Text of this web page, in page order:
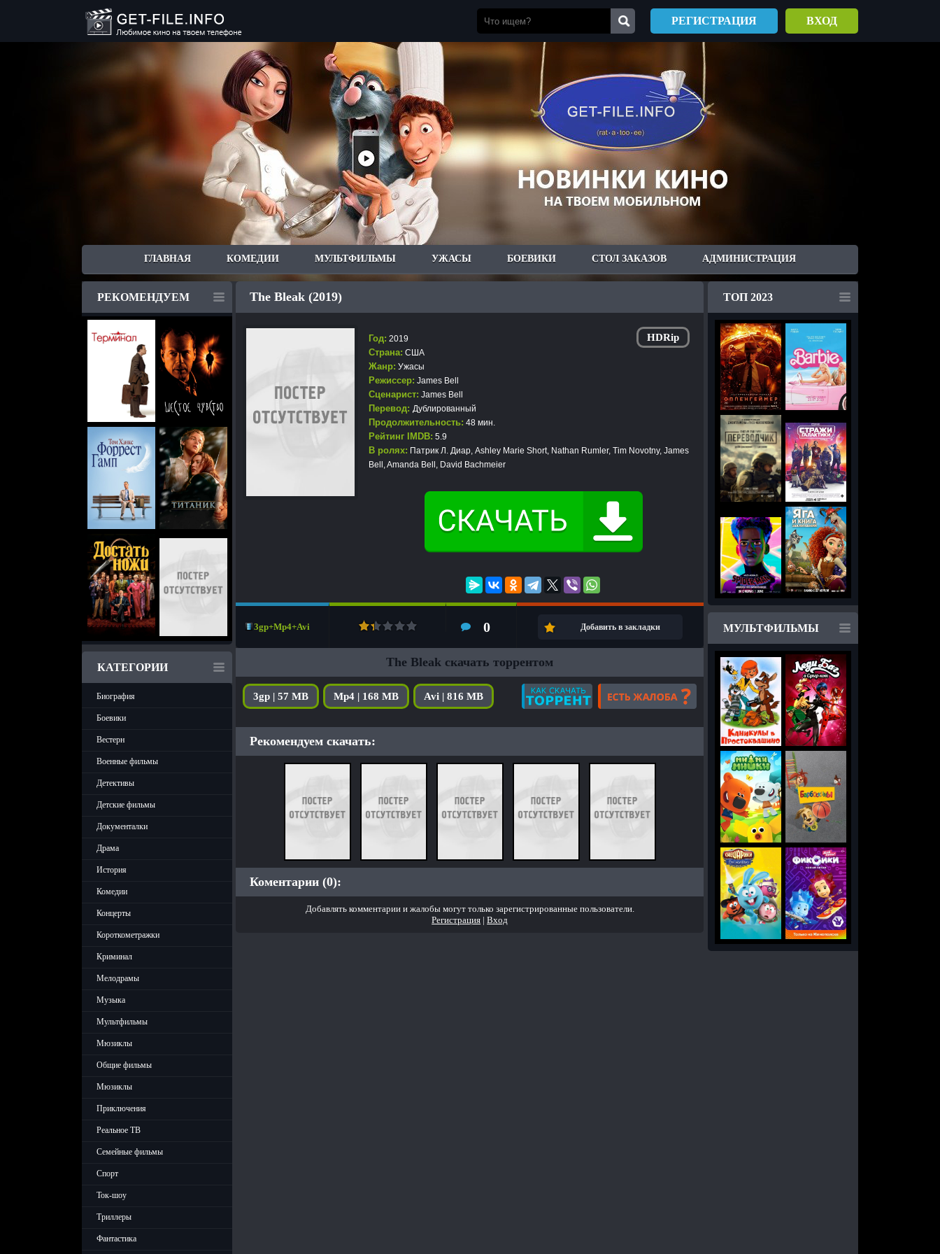
РЕГИСТРАЦИЯ ВХОД
ГЛАВНАЯ КОМЕДИИ МУЛЬТФИЛЬМЫ УЖАСЫ БОЕВИКИ СТОЛ ЗАКАЗОВ АДМИНИСТРАЦИЯ
РЕКОМЕНДУЕМ
КАТЕГОРИИ
Биография
Боевики
Вестерн
Военные фильмы
Детективы
Детские фильмы
Документалки
Драма
История
Комедии
Концерты
Короткометражки
Криминал
Мелодрамы
Музыка
Мультфильмы
Мюзиклы
Общие фильмы
Мюзиклы
Приключения
Реальное ТВ
Семейные фильмы
Спорт
Ток-шоу
Триллеры
Фантастика
HDRip
The Bleak (2019)
Год: 2019
Страна: США
Жанр: Ужасы
Режиссер: James Bell
Сценарист: James Bell
Перевод: Дублированный
Продолжительность: 48 мин.
Рейтинг IMDB: 5.9
В ролях: Патрик Л. Диар, Ashley Marie Short, Nathan Rumler, Tim Novotny, James
Bell, Amanda Bell, David Bachmeier
3gp+Mp4+Avi 0 Добавить в закладки
The Bleak скачать торрентом
3gp | 57 MB Mp4 | 168 MB Avi | 816 MB
Рекомендуем скачать:
Коментарии (0):
Добавлять комментарии и жалобы могут только зарегистрированные пользователи.
Регистрация |Вход
ТОП 2023
МУЛЬТФИЛЬМЫ